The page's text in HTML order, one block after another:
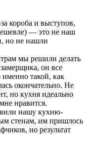
короба и выступов,
— это не наш
но не нашли
мы решили делать
он все
такой, как
окончательно. Не
но кухня идеально
нравится.
нашу кухню-
стенам, им пришлось
но результат